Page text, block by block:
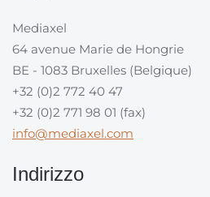
Mediaxel
64 avenue Marie de Hongrie
BE - 1083 Bruxelles (Belgique)
+32 (0)2 772 40 47
+32 (0)2 771 98 01 (fax)
info@mediaxel.com
Indirizzo